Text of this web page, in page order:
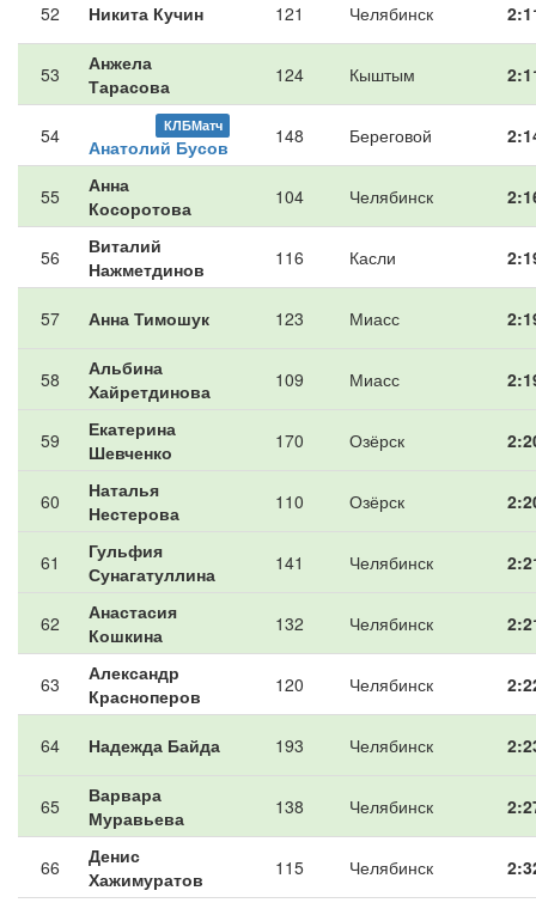
52 Никита Кучин 121 Челябинск
53
Анжела
Тарасова
124 Кыштым
54 КЛБМатч
Анатолий Бусов 148 Береговой
55
Анна
Косоротова
104 Челябинск
56
Виталий
Нажметдинов
116 Касли
57 Анна Тимошук 123 Миасс
58
Альбина
Хайретдинова
109 Миасс
59
Екатерина
Шевченко
170 Озёрск
60
Наталья
Нестерова
110 Озёрск
61
Гульфия
Сунагатуллина
141 Челябинск
62
Анастасия
Кошкина
132 Челябинск
63
Александр
Красноперов
120 Челябинск
64 Надежда Байда 193 Челябинск
65
Варвара
Муравьева
138 Челябинск
66
Денис
Хажимуратов
115 Челябинск